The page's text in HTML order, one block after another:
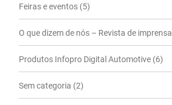
Feiras e eventos (5)
O que dizem de nós – Revista de imprensa
Produtos Infopro Digital Automotive (6)
Sem categoria (2)